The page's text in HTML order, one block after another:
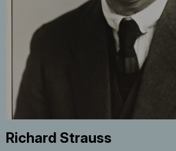
Richard Strauss